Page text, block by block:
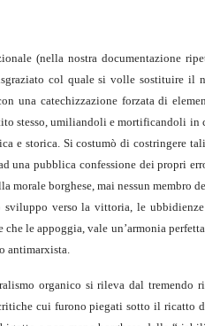
(nella nostra documentazione
col quale si volle sostituire il
una catechizzazione forzata di
stesso, umiliandoli e mortificandoli in
e storica. Si costumò di costringere
una pubblica confessione dei propri
morale borghese, mai nessun
verso la vittoria, le
le appoggia, vale un’armonia
antimarxista.
organico si rileva dal
cui furono piegati sotto il ricatto